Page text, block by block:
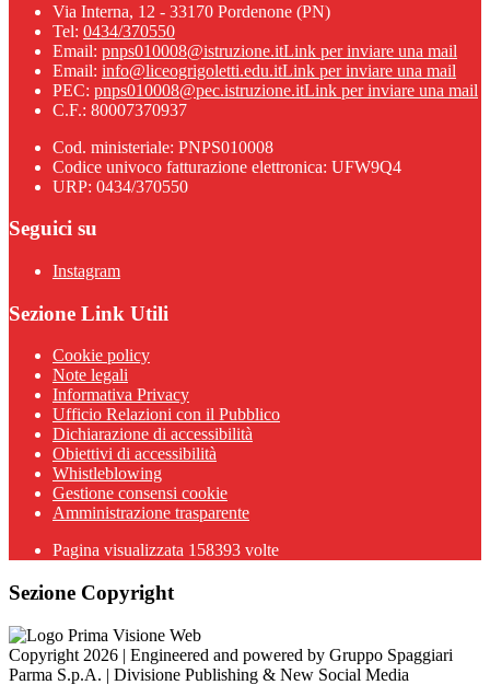
Via Interna, 12 - 33170 Pordenone (PN)
Tel: 0434/370550
Email: pnps010008@istruzione.itLink per inviare una mail
Email: info@liceogrigoletti.edu.itLink per inviare una mail
PEC: pnps010008@pec.istruzione.itLink per inviare una mail
C.F.: 80007370937
Cod. ministeriale: PNPS010008
Codice univoco fatturazione elettronica: UFW9Q4
URP: 0434/370550
Seguici su
Instagram
Sezione Link Utili
Cookie policy
Note legali
Informativa Privacy
Ufficio Relazioni con il Pubblico
Dichiarazione di accessibilità
Obiettivi di accessibilità
Whistleblowing
Gestione consensi cookie
Amministrazione trasparente
Pagina visualizzata 158393 volte
Sezione Copyright
Copyright 2026 | Engineered and powered by Gruppo Spaggiari
Parma S.p.A. | Divisione Publishing & New Social Media